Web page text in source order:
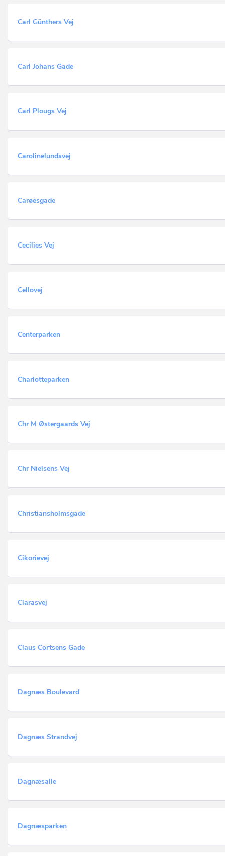
Carl Günthers Vej
Carl Johans Gade
Carl Plougs Vej
Carolinelundsvej
Carøesgade
Cecilies Vej
Cellovej
Centerparken
Charlotteparken
Chr M Østergaards Vej
Chr Nielsens Vej
Christiansholmsgade
Cikorievej
Clarasvej
Claus Cortsens Gade
Dagnæs Boulevard
Dagnæs Strandvej
Dagnæsalle
Dagnæsparken